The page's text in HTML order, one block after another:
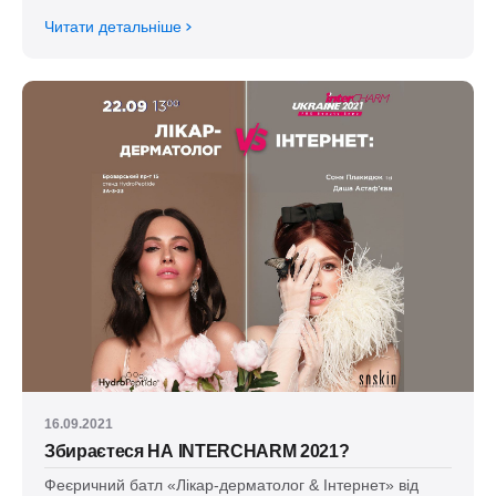
Читати детальніше
16.09.2021
Збираєтеся НА INTERCHARM 2021?
Феєричний батл «Лікар-дерматолог & Інтернет» від